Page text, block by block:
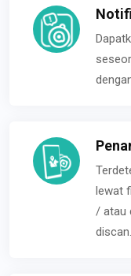
lewat
/ atau